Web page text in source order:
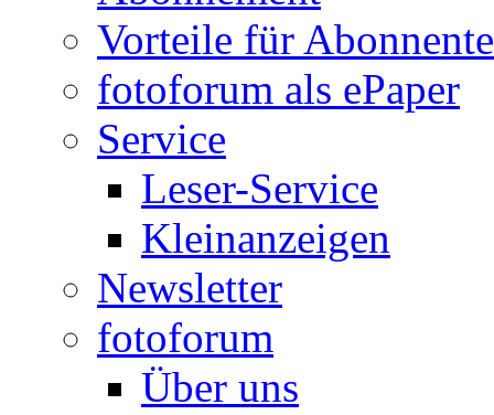
Vorteile für
fotoforum als ePaper
Service
Leser-Service
Kleinanzeigen
Newsletter
fotoforum
Über uns